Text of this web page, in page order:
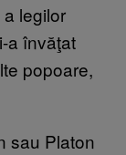
legilor
a învăţat
popoare,
sau Platon